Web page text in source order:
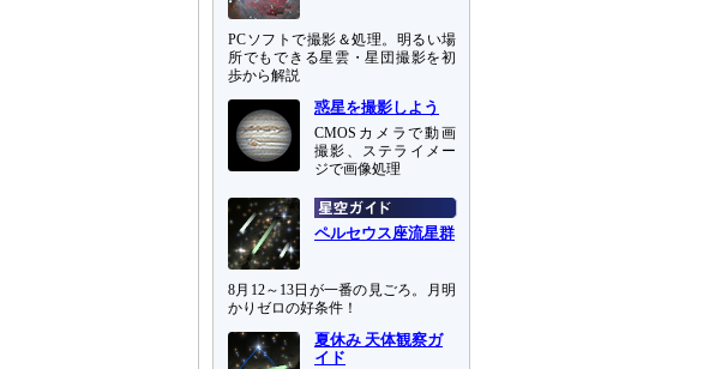
PCソフトで撮影＆処理。明るい場
所でもできる星雲・星団撮影を初
歩から解説
惑星を撮影しよう
CMOSカメラで動画
撮影、ステライメー
ジで画像処理
ペルセウス座流星群
8月12～13日が一番の見ごろ。月明
かりゼロの好条件！
夏休み 天体観察ガ
イド